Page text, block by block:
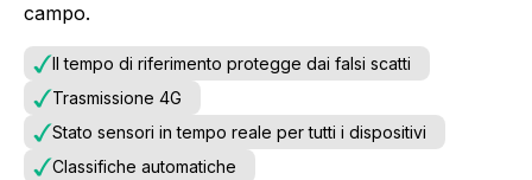
campo.
Il tempo di riferimento protegge dai falsi scatti
Trasmissione 4G
Stato sensori in tempo reale per tutti i dispositivi
Classifiche automatiche